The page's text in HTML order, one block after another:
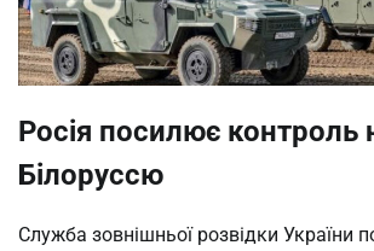
Росія посилює контроль
Білоруссю
Служба зовнішньої розвідки України